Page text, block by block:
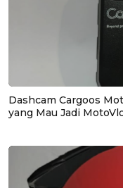
Dashcam Cargoos
yang Mau Jadi